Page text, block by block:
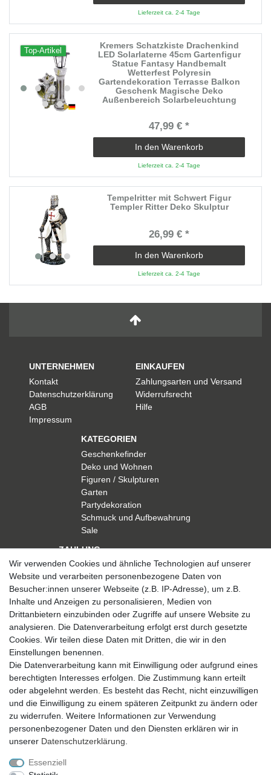
Lieferzeit ca. 2-4 Tage
Top-Artikel
Kremers Schatzkiste Drachenkind
LED Solarlaterne 45cm Gartenfigur
Statue Fantasy Handbemalt
Wetterfest Polyresin
Gartendekoration Terrasse Balkon
Geschenk Magische Deko
Außenbereich Solarbeleuchtung
47,99 € *
In den Warenkorb
Lieferzeit ca. 2-4 Tage
Tempelritter mit Schwert Figur
Templer Ritter Deko Skulptur
26,99 € *
In den Warenkorb
Lieferzeit ca. 2-4 Tage
UNTERNEHMEN
Kontakt
Datenschutzerklärung
AGB
Impressum
EINKAUFEN
Zahlungsarten und Versand
Widerrufsrecht
Hilfe
KATEGORIEN
Geschenkefinder
Deko und Wohnen
Figuren / Skulpturen
Garten
Partydekoration
Schmuck und Aufbewahrung
Sale
ZAHLUNG
VERSAND
SICHER EINKAUFEN
Sicher einkaufen mit
durchgehender SSL-Verschlüsselung
Wir verwenden Cookies und ähnliche Technologien auf unserer
Website und verarbeiten personenbezogene Daten von
Besucher:innen unserer Webseite (z.B. IP-Adresse), um z.B.
Inhalte und Anzeigen zu personalisieren, Medien von
Drittanbietern einzubinden oder Zugriffe auf unsere Website zu
analysieren. Die Datenverarbeitung erfolgt erst durch gesetzte
Cookies. Wir teilen diese Daten mit Dritten, die wir in den
Einstellungen benennen.
Die Datenverarbeitung kann mit Einwilligung oder aufgrund eines
berechtigten Interesses erfolgen. Die Zustimmung kann erteilt
oder abgelehnt werden. Es besteht das Recht, nicht einzuwilligen
und die Einwilligung zu einem späteren Zeitpunkt zu ändern oder
zu widerrufen. Weitere Informationen zur Verwendung
personenbezogener Daten und den Diensten erklären wir in
unserer Daten­schutz­erklärung
Essenziell